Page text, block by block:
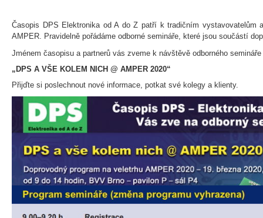
Časopis DPS Elektronika od A do Z patří k tradičním vystavovatelům
AMPER. Pravidelně pořádáme odborné semináře, které jsou součástí
Jménem časopisu a partnerů vás zveme k návštěvě odborného semináře
„DPS A VŠE KOLEM NICH @ AMPER 2020“
Přijďte si poslechnout nové informace, potkat své kolegy a klienty.